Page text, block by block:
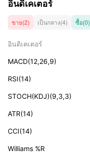
อินดิเคเตอร์
ขาย(2) เป็นกลาง(4) ซื้อ(0)
อินดิเคเตอร์
MACD(12,26,9)
RSI(14)
STOCH(KDJ)(9,3,3)
ATR(14)
CCI(14)
Williams %R